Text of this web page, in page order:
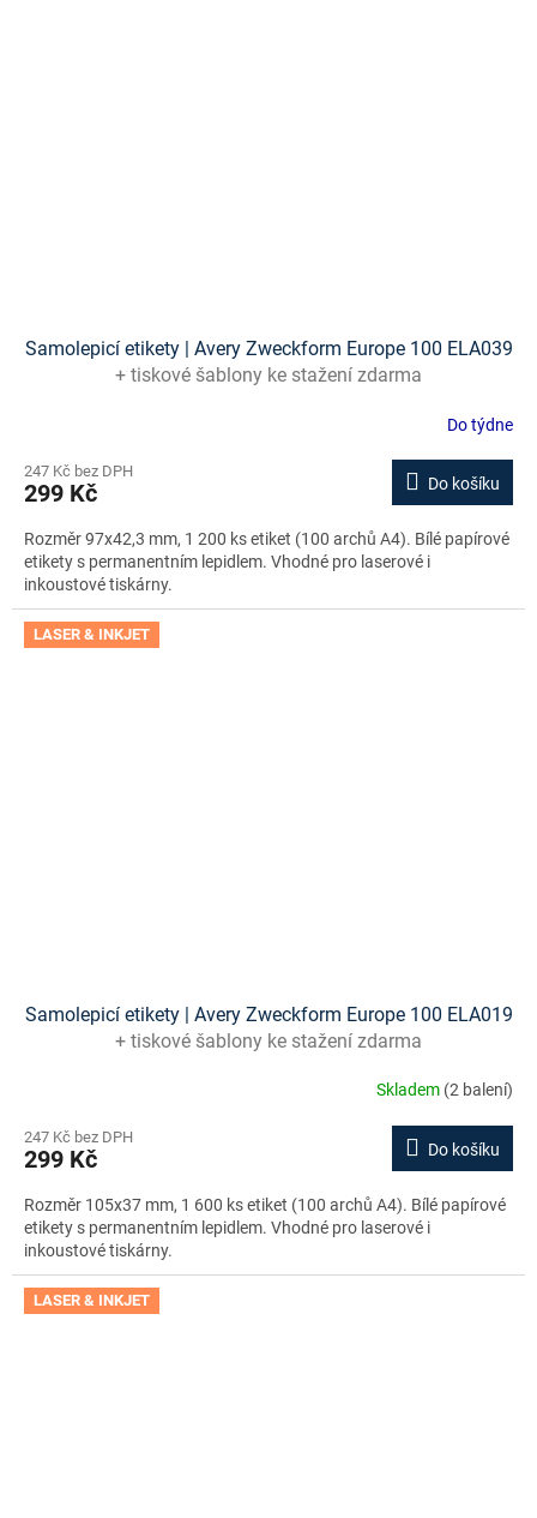
Samolepicí etikety | Avery Zweckform Europe 100 ELA039
+ tiskové šablony ke stažení zdarma
Do týdne
247 Kč bez DPH
299 Kč Do košíku
Rozměr 97x42,3 mm, 1 200 ks etiket (100 archů A4). Bílé papírové
etikety s permanentním lepidlem. Vhodné pro laserové i
inkoustové tiskárny.
LASER & INKJET
Samolepicí etikety | Avery Zweckform Europe 100 ELA019
+ tiskové šablony ke stažení zdarma
Skladem (2 balení)
247 Kč bez DPH
299 Kč Do košíku
Rozměr 105x37 mm, 1 600 ks etiket (100 archů A4). Bílé papírové
etikety s permanentním lepidlem. Vhodné pro laserové i
inkoustové tiskárny.
LASER & INKJET